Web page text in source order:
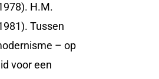
H.M.
Tussen
– op
voor een